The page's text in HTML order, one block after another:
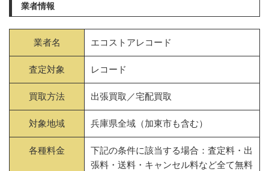
業者情報
業者名 エコストアレコード
査定対象 レコード
買取方法 出張買取／宅配買取
対象地域 兵庫県全域（加東市も含む）
各種料金
下記の条件に該当する場合：査定料・出
張料・送料・キャンセル料など全て無料